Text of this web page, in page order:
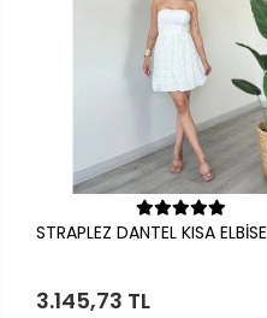
Sepete Ekle
STRAPLEZ DANTEL KISA ELBİSE
3.145,73 TL